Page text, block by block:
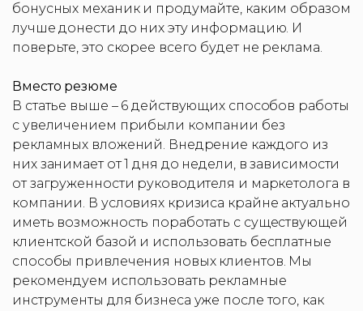
бонусных механик и продумайте, каким образом
лучше донести до них эту информацию. И
поверьте, это скорее всего будет не реклама.
Вместо резюме
В статье выше – 6 действующих способов работы
с увеличением прибыли компании без
рекламных вложений. Внедрение каждого из
них занимает от 1 дня до недели, в зависимости
от загруженности руководителя и маркетолога в
компании. В условиях кризиса крайне актуально
иметь возможность поработать с существующей
клиентской базой и использовать бесплатные
способы привлечения новых клиентов. Мы
рекомендуем использовать рекламные
инструменты для бизнеса уже после того, как